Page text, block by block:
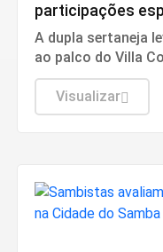
participações
A dupla sertaneja
ao palco do Villa
peso como
Visualizar